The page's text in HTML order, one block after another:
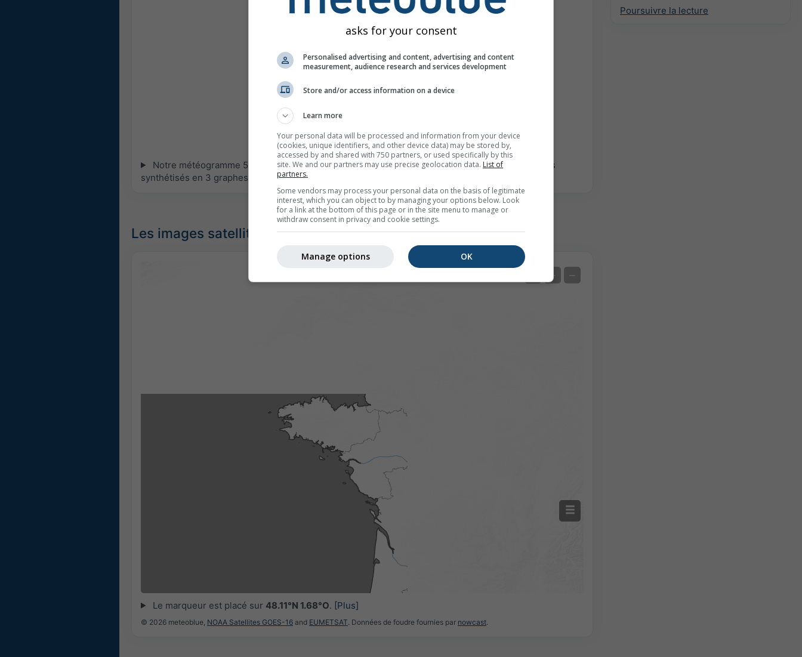
Poursuivre la lecture
Notre météogramme 5 jours pour 48.11°N 1.68°O offre toutes les informations météorologiques
synthétisés en 3 graphes :
[Plus]
Les images satellites actuelles
+ −
Le marqueur est placé sur 48.11°N 1.68°O. [Plus]
© 2026 meteoblue, NOAA Satellites GOES-16 and EUMETSAT. Données de foudre fournies par nowcast.
asks for your consent
Personalised advertising and content, advertising and content
measurement, audience research and services development
Store and/or access information on a device
Learn more
Your personal data will be processed and information from your device
(cookies, unique identifiers, and other device data) may be stored by,
accessed by and shared with 750 partners, or used specifically by this
site. We and our partners may use precise geolocation data. List of
partners.
Some vendors may process your personal data on the basis of legitimate
interest, which you can object to by managing your options below. Look
for a link at the bottom of this page or in the site menu to manage or
withdraw consent in privacy and cookie settings.
OK
Manage options